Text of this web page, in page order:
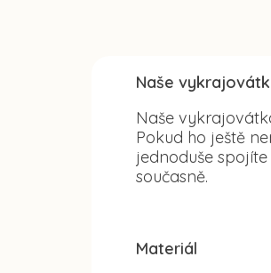
Naše
Naše
Pokud ho ještě
jednoduše
současně.
Materiál